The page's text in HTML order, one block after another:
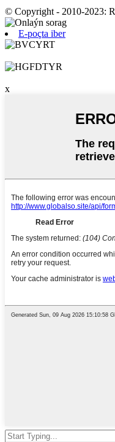
© Copyright - 2010-2023:
E-poçta iber
x